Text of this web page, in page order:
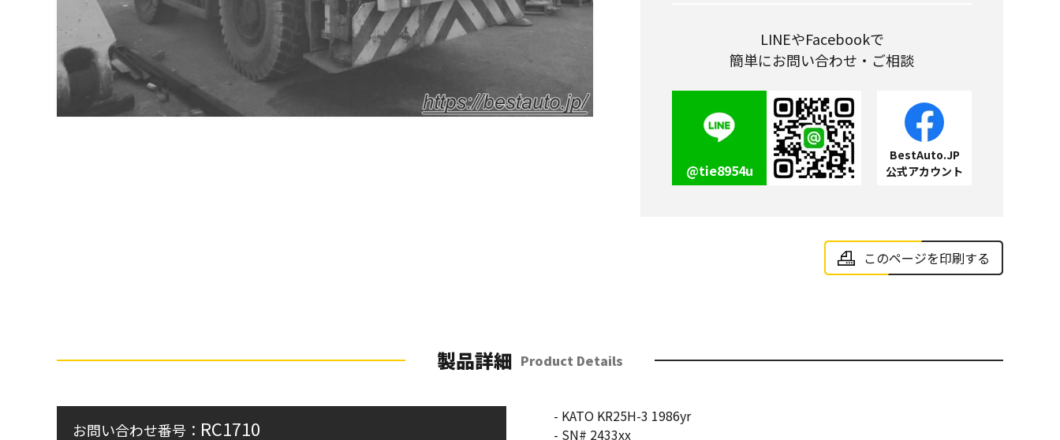
LINEやFacebookで
簡単にお問い合わせ・ご相談
@tie8954u
BestAuto.JP
公式アカウント
このページを印刷する
製品詳細 Product Details
お問い合わせ番号： RC1710
- KATO KR25H-3 1986yr
- SN# 2433xx